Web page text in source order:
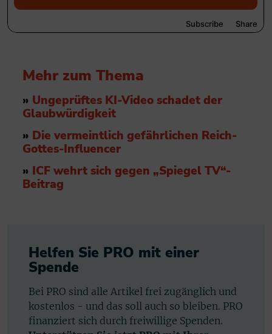
Mehr zum Thema
» Ungeprüftes KI-Video schadet der
Glaubwürdigkeit
» Die vermeintlich gefährlichen Reich-
Gottes-Influencer
» ICF wehrt sich gegen „Spiegel TV“-
Beitrag
Helfen Sie PRO mit einer
Spende
Bei PRO sind alle Artikel frei zugänglich und
kostenlos - und das soll auch so bleiben. PRO
finanziert sich durch freiwillige Spenden.